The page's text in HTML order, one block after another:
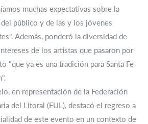
muchas expectativas sobre la
del público y de las y los jóvenes
Además, ponderó la diversidad de
de los artistas que pasaron por
"que ya es una tradición para Santa Fe
en representación de la Federación
del Litoral (FUL), destacó el regreso a
de este evento en un contexto de